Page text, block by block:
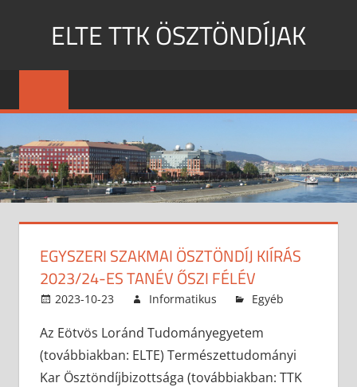
ELTE TTK ÖSZTÖNDÍJAK
EGYSZERI SZAKMAI ÖSZTÖNDÍJ KIÍRÁS
2023/24-ES TANÉV ŐSZI FÉLÉV
2023-10-23 Informatikus Egyéb
Az Eötvös Loránd Tudományegyetem
(továbbiakban: ELTE) Természettudományi
Kar Ösztöndíjbizottsága (továbbiakban: TTK